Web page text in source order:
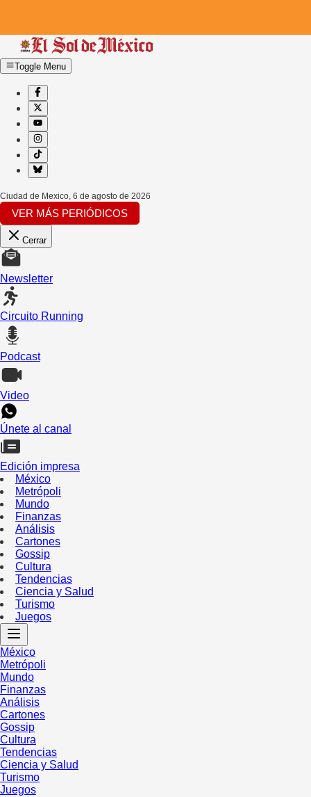
Toggle Menu
Ciudad de Mexico, 6 de agosto de 2026
VER MÁS PERIÓDICOS
Cerrar
Newsletter
Circuito Running
Podcast
Video
Únete al canal
Edición impresa
México
Metrópoli
Mundo
Finanzas
Análisis
Cartones
Gossip
Cultura
Tendencias
Ciencia y Salud
Turismo
Juegos
México
Metrópoli
Mundo
Finanzas
Análisis
Cartones
Gossip
Cultura
Tendencias
Ciencia y Salud
Turismo
Juegos